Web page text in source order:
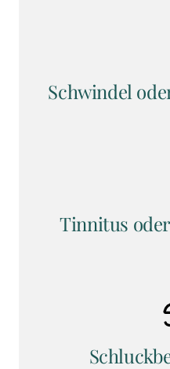
Schwindel
Tinnitus